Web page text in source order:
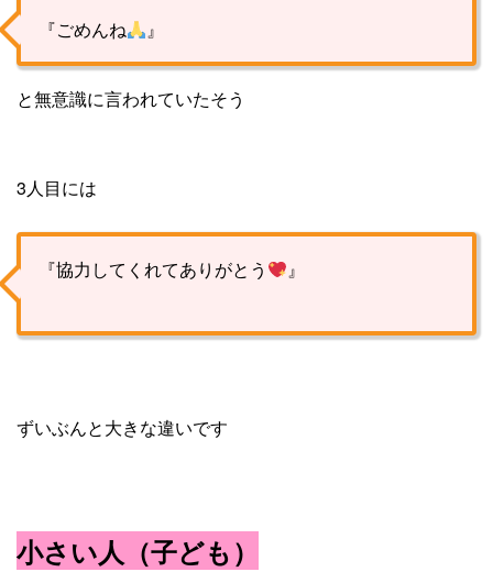
『ごめんね 』
と無意識に言われていたそう
3人目には
『協力してくれてありがとう 』
ずいぶんと大きな違いです
小さい人（子ども）